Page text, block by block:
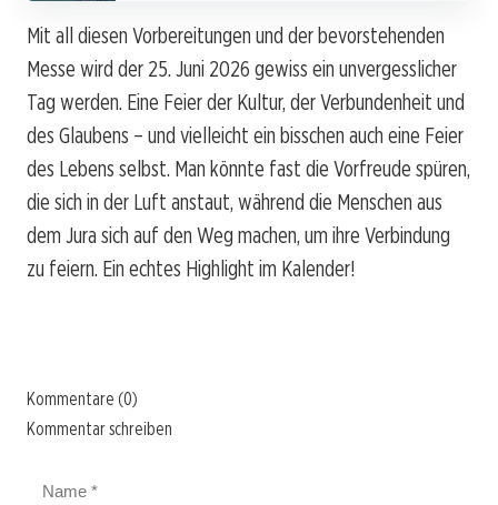
Mit all diesen Vorbereitungen und der bevorstehenden
Messe wird der 25. Juni 2026 gewiss ein unvergesslicher
Tag werden. Eine Feier der Kultur, der Verbundenheit und
des Glaubens – und vielleicht ein bisschen auch eine Feier
des Lebens selbst. Man könnte fast die Vorfreude spüren,
die sich in der Luft anstaut, während die Menschen aus
dem Jura sich auf den Weg machen, um ihre Verbindung
zu feiern. Ein echtes Highlight im Kalender!
Kommentare (0)
Kommentar schreiben